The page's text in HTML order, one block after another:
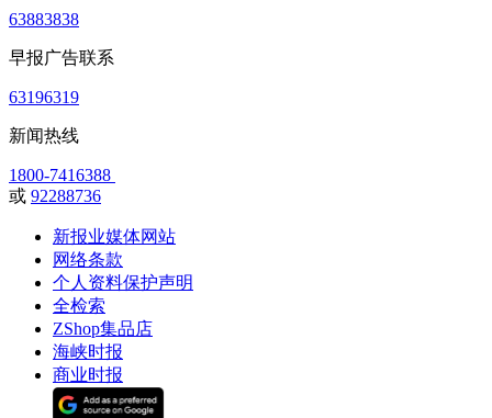
63883838
早报广告联系
63196319
新闻热线
1800-7416388
或 92288736
新报业媒体网站
网络条款
个人资料保护声明
全检索
ZShop集品店
海峡时报
商业时报